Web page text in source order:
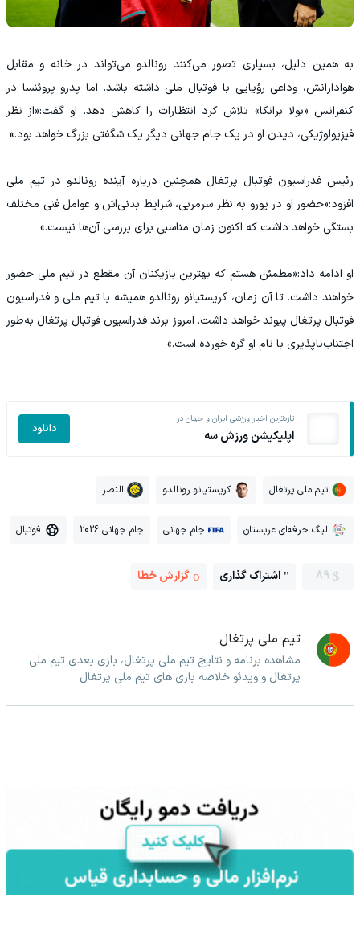
به همین دلیل، بسیاری تصور می‌کنند رونالدو می‌تواند در خانه و مقابل
هوادارانش، وداعی رؤیایی با فوتبال ملی داشته باشد. اما پدرو پروئنسا در
کنفرانس «بولا برانکا» تلاش کرد انتظارات را کاهش دهد. او گفت:«از نظر
فیزیولوژیکی، دیدن او در یک جام جهانی دیگر یک شگفتی بزرگ خواهد بود.»
رئیس فدراسیون فوتبال پرتغال همچنین درباره آینده رونالدو در تیم ملی
افزود:«حضور او در یورو به نظر سرمربی، شرایط بدنی‌اش و عوامل فنی مختلف
بستگی خواهد داشت که اکنون زمان مناسبی برای بررسی آن‌ها نیست.»
او ادامه داد:«مطمئن هستم که بهترین بازیکنان آن مقطع در تیم ملی حضور
خواهند داشت. تا آن زمان، کریستیانو رونالدو همیشه با تیم ملی و فدراسیون
فوتبال پرتغال پیوند خواهد داشت. امروز برند فدراسیون فوتبال پرتغال به‌طور
اجتناب‌ناپذیری با نام او گره خورده است.»
تازه‌ترین اخبار ورزشی ایران و جهان در
اپلیکیشن ورزش سه دانلود
تیم ملی پرتغال کریستیانو رونالدو النصر
لیگ حرفه‌ای عربستان جام جهانی جام جهانی 2026 فوتبال
89 اشتراک گذاری گزارش خطا
تیم ملی پرتغال
مشاهده برنامه و نتایج تیم ملی پرتغال، بازی بعدی تیم ملی
پرتغال و ویدئو خلاصه بازی های تیم ملی پرتغال